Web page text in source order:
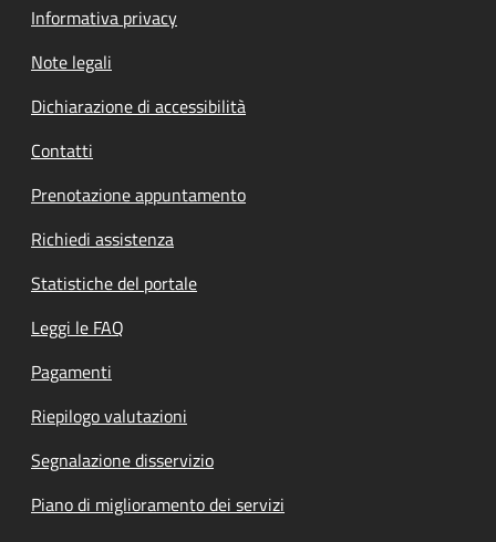
Informativa privacy
Note legali
Dichiarazione di accessibilità
Contatti
Prenotazione appuntamento
Richiedi assistenza
Statistiche del portale
Leggi le FAQ
Pagamenti
Riepilogo valutazioni
Segnalazione disservizio
Piano di miglioramento dei servizi